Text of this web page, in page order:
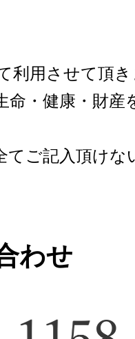
用させて頂き
・健康・財産
ご記入頂け
わせ